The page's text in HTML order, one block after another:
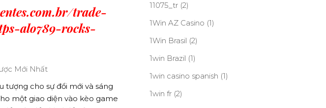
trade-
alo789-rocks-
cho sự đổi mới và sáng
một giao diện vào kèo game
11075_tr(2)
1Win AZ Casino (1)
1Win Brasil (2)
1win Brazil (1)
1win casino spanish (1)
1win fr(2)